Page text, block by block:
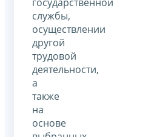
службы,
осуществлении
другой
трудовой
деятельности,
а
также
на
основе